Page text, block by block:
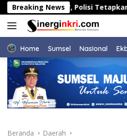
Langsung
ke
konten
Breaking News
di PEMI AW, Polisi Tetapkan Dua
Home Sumsel NasIonal
Beranda Daerah